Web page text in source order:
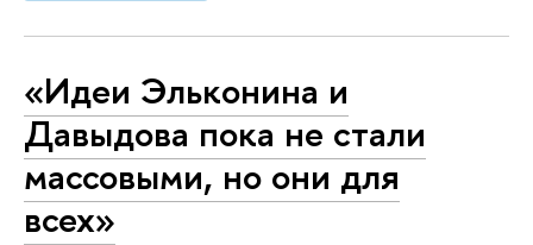
«Идеи Эльконина и
Давыдова пока не стали
массовыми, но они для
всех»